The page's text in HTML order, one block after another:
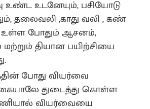
உண்ட உடனேயும், பசியோடு
தலைவலி ,காது வலி , கண்
உள்ள போதும் ஆசனம்,
தியான பயிற்சியை
போது வியர்வை
துடைத்து கொள்ள
வியர்வையை